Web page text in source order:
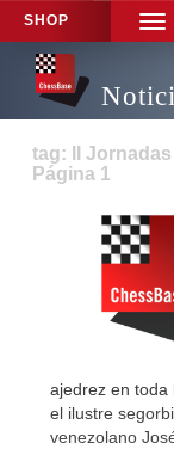
SHOP
tag: II
Página 1
ajedrez en toda
el ilustre
venezolano